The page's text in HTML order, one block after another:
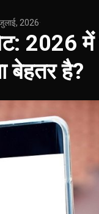
2026·
2026 में
बेहतर है?